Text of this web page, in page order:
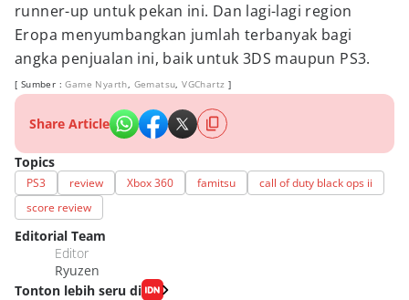
runner-up untuk pekan ini. Dan lagi-lagi region
Eropa menyumbangkan jumlah terbanyak bagi
angka penjualan ini, baik untuk 3DS maupun PS3.
[ Sumber :Game Nyarth, Gematsu,VGChartz ]
Share Article
Topics
PS3 review Xbox 360 famitsu
call of duty black ops ii
score review
Editorial Team
Editor
Ryuzen
Tonton lebih seru di